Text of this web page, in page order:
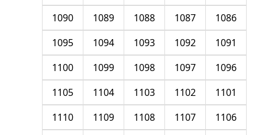
1086
1087
1088
1089
1090
1091
1092
1093
1094
1095
1096
1097
1098
1099
1100
1101
1102
1103
1104
1105
1106
1107
1108
1109
1110